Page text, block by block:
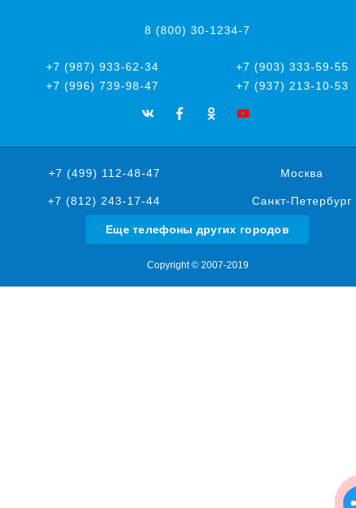
8 (800) 30-1234-7
+7 (987) 933-62-34
+7 (903) 333-59-55
+7 (996) 739-98-47
+7 (937) 213-10-53
+7 (499) 112-48-47 Москва
+7 (812) 243-17-44 Санкт-Петербург
Еще телефоны других городов
Copyright © 2007-2019